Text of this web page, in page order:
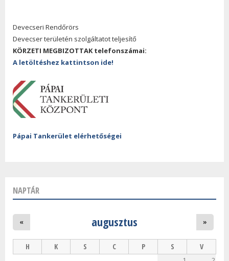
Devecseri Rendőrörs
Devecser területén szolgáltatot teljesítő
KÖRZETI MEGBIZOTTAK telefonszámai:
A letöltéshez kattintson ide!
Pápai Tankerület elérhetőségei
NAPTÁR
augusztus
« »
H K S C P S V